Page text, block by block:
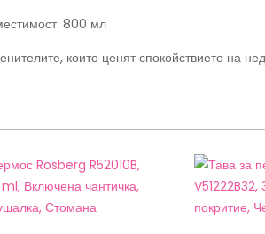
800 мл
които ценят спокойствието на